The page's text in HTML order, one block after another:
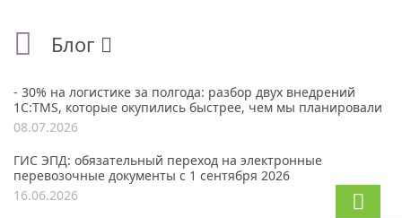
Блог
- 30% на логистике за полгода: разбор двух внедрений
1С:TMS, которые окупились быстрее, чем мы планировали
08.07.2026
ГИС ЭПД: обязательный переход на электронные
перевозочные документы с 1 сентября 2026
16.06.2026